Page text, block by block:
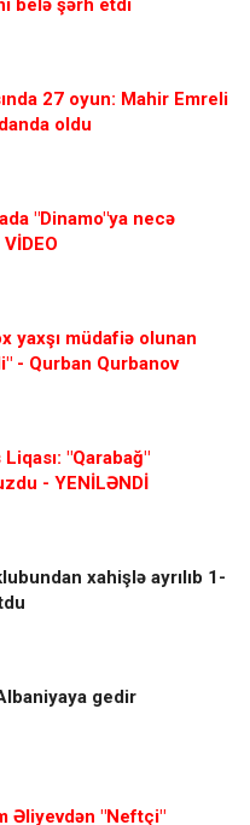
belə şərh etdi
27 oyun: Mahir Emreli
oldu
"Dinamo"ya necə
yaxşı müdafiə olunan
- Qurban Qurbanov
"Qarabağ"
- YENİLƏNDİ
xahişlə ayrılıb 1-
gedir
Əliyevdən "Neftçi"